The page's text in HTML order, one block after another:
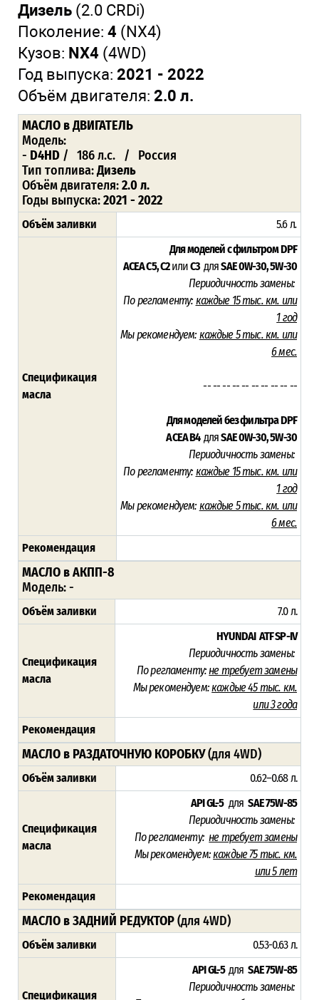
Дизель (2.0 CRDi)
Поколение: 4 (NX4)
Кузов: NX4 (4WD)
Год выпуска: 2021 - 2022
Объём двигателя: 2.0 л.
МАСЛО в ДВИГАТЕЛЬ
Модель:
- D4HD / 186 л.с. / Россия
Тип топлива:Дизель
Объём двигателя:2.0 л.
Годы выпуска:2021 - 2022
Объём заливки 5.6 л.
Спецификация
масла
Для моделей с фильтром DPF
ACEA C5, C2илиC3 дляSAE 0W-30, 5W-30
Периодичность замены:
По регламенту: каждые 15 тыс. км. или
1 год
Мы рекомендуем: каждые 5 тыс. км. или
6 мес.
-- -- -- -- -- -- -- -- -- --
Для моделей без фильтра DPF
ACEA B4 дляSAE 0W-30, 5W-30
Периодичность замены:
По регламенту: каждые 15 тыс. км. или
1 год
Мы рекомендуем: каждые 5 тыс. км. или
6 мес.
Рекомендация
МАСЛО в АКПП-8
Модель: -
Объём заливки 7.0 л.
Спецификация
масла
HYUNDAI ATF SP-IV
Периодичность замены:
По регламенту:не требует замены
Мы рекомендуем:каждые 45 тыс. км.
или 3 года
Рекомендация
МАСЛО в РАЗДАТОЧНУЮ КОРОБКУ(для 4WD)
Объём заливки 0.62–0.68 л.
Спецификация
масла
API GL-5дляSAE 75W-85
Периодичность замены:
По регламенту:не требует замены
Мы рекомендуем:каждые 75 тыс. км.
или 5 лет
Рекомендация
МАСЛО в ЗАДНИЙ РЕДУКТОР(для 4WD)
Объём заливки 0.53-0.63 л.
Спецификация
API GL-5 дляSAE 75W-85
Периодичность замены: